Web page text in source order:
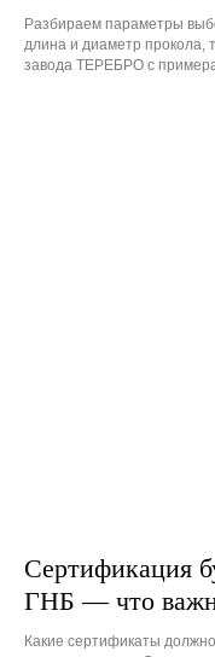
Разбираем параметры
длина и диаметр прокола,
завода ТЕРЕБРО с
Сертификация
ГНБ — что
Какие сертификаты